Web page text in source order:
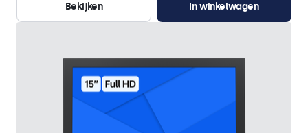
Bekijken
In winkelwagen